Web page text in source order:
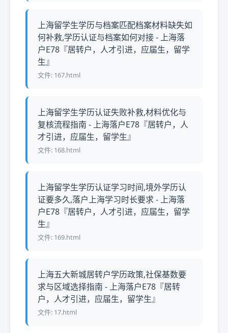
上海留学生学历与档案匹配档案材料缺失如
何补救,学历认证与档案如何对接 - 上海落
户E78『居转户，人才引进，应届生，留学
生』
文件: 167.html
上海留学生学历认证失败补救,材料优化与
复核流程指南 - 上海落户E78『居转户，人
才引进，应届生，留学生』
文件: 168.html
上海留学生学历认证学习时间,境外学历认
证要多久,落户上海学习时长要求 - 上海落
户E78『居转户，人才引进，应届生，留学
生』
文件: 169.html
上海五大新城居转户学历政策,社保基数要
求与区域选择指南 - 上海落户E78『居转
户，人才引进，应届生，留学生』
文件: 17.html